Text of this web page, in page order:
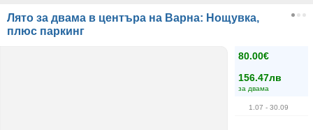
Лято за двама в центъра на Варна: Нощувка,
плюс паркинг
80.00€
156.47лв
за двама
1.07 - 30.09